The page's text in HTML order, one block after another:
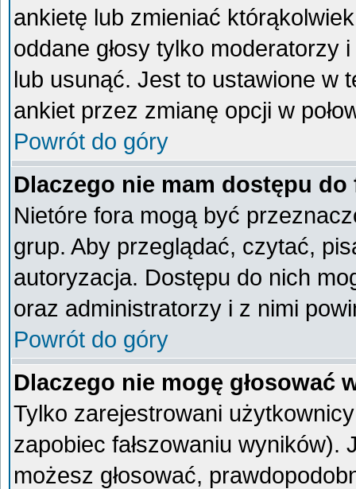
ankietę lub zmieniać
oddane głosy tylko moderatorzy
lub usunąć. Jest to ustawione w
ankiet przez zmianę opcji w
Powrót do góry
Dlaczego nie mam dostępu
Nietóre fora mogą być
grup. Aby przeglądać, czytać,
autoryzacja. Dostępu do nich
oraz administratorzy i z nimi
Powrót do góry
Dlaczego nie mogę głosować
Tylko zarejestrowani
zapobiec fałszowaniu wyników).
możesz głosować,